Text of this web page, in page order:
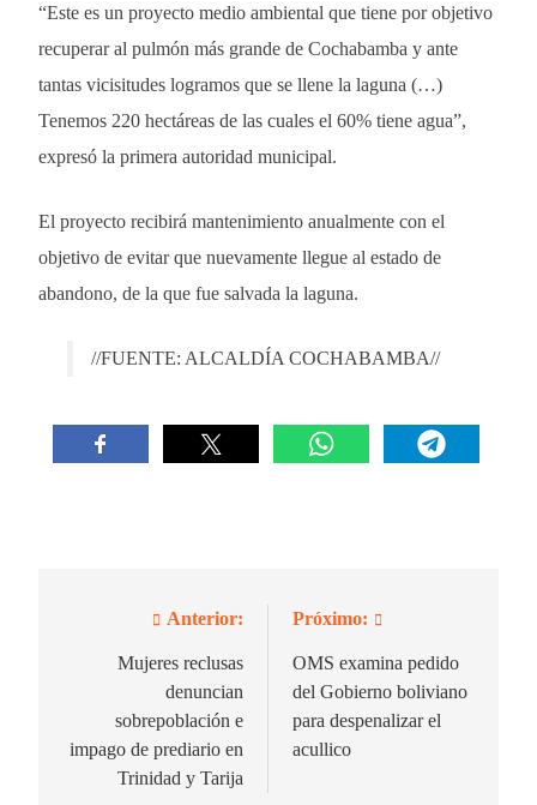
“Este es un proyecto medio ambiental que tiene por objetivo
recuperar al pulmón más grande de Cochabamba y ante
tantas vicisitudes logramos que se llene la laguna (…)
Tenemos 220 hectáreas de las cuales el 60% tiene agua”,
expresó la primera autoridad municipal.
El proyecto recibirá mantenimiento anualmente con el
objetivo de evitar que nuevamente llegue al estado de
abandono, de la que fue salvada la laguna.
//FUENTE: ALCALDÍA COCHABAMBA//
Navegación
entradas
Anterior:
Mujeres reclusas
denuncian
sobrepoblación e
impago de prediario en
Trinidad y Tarija
Próximo:
OMS examina pedido
del Gobierno boliviano
para despenalizar el
acullico